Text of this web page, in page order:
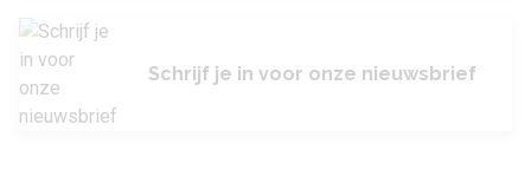
Schrijf je in voor onze nieuwsbrief